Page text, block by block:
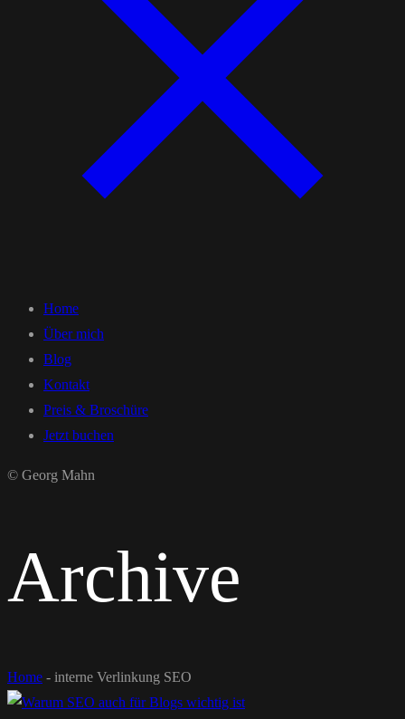
Home
Über mich
Blog
Kontakt
Preis & Broschüre
Jetzt buchen
© Georg Mahn
Archive
Home - interne Verlinkung SEO